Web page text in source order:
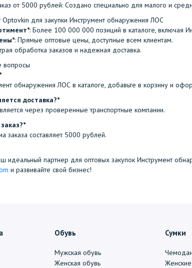
от 5000 рублей: Создано специально для малого и
для закупки Инструмент обнаружения ЛОС
: Более 100 000 000 позиций в каталоге, включая
: Прямые оптовые цены, доступные всем клиентам.
обработка заказов и надежная доставка.
вопросы
обнаружения ЛОС в каталоге, добавьте в корзину и
доставка?*
через проверенные транспортные компании.
заказа составляет 5000 рублей.
идеальный партнер для оптовых закупок Инструмент
и развивайте свой бизнес!
Обувь
Мужская обувь
Женская обувь
Сумки